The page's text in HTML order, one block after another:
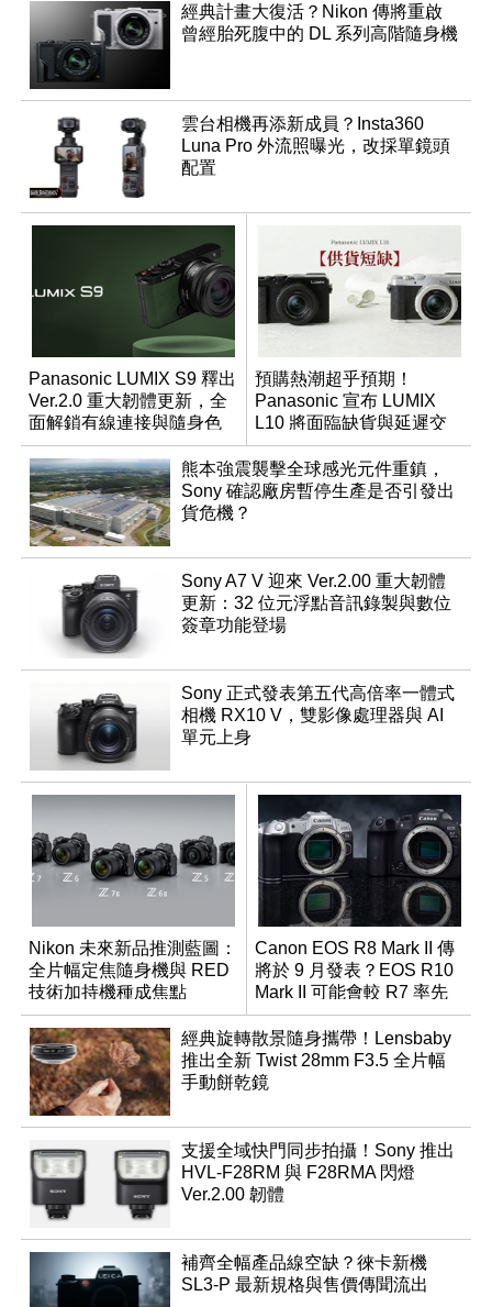
經典計畫大復活？Nikon 傳將重啟
曾經胎死腹中的 DL 系列高階隨身機
雲台相機再添新成員？Insta360
Luna Pro 外流照曝光，改採單鏡頭
配置
Panasonic LUMIX S9 釋出
Ver.2.0 重大韌體更新，全
面解鎖有線連接與隨身色
調編輯
預購熱潮超乎預期！
Panasonic 宣布 LUMIX
L10 將面臨缺貨與延遲交
貨時間
熊本強震襲擊全球感光元件重鎮，
Sony 確認廠房暫停生產是否引發出
貨危機？
Sony A7 V 迎來 Ver.2.00 重大韌體
更新：32 位元浮點音訊錄製與數位
簽章功能登場
Sony 正式發表第五代高倍率一體式
相機 RX10 V，雙影像處理器與 AI
單元上身
Nikon 未來新品推測藍圖：
全片幅定焦隨身機與 RED
技術加持機種成焦點
Canon EOS R8 Mark II 傳
將於 9 月發表？EOS R10
Mark II 可能會較 R7 率先
推出
經典旋轉散景隨身攜帶！Lensbaby
推出全新 Twist 28mm F3.5 全片幅
手動餅乾鏡
支援全域快門同步拍攝！Sony 推出
HVL-F28RM 與 F28RMA 閃燈
Ver.2.00 韌體
補齊全幅產品線空缺？徠卡新機
SL3-P 最新規格與售價傳聞流出